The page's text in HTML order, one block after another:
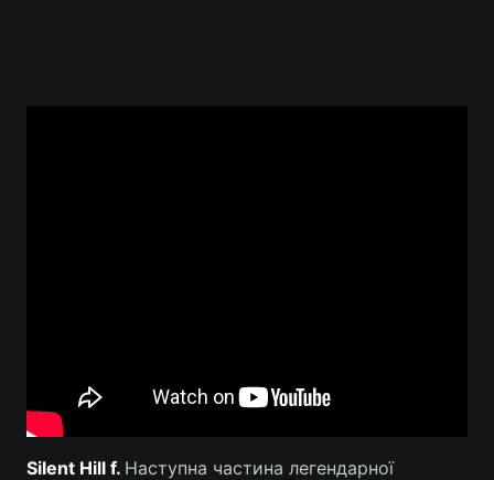
Silent Hill f. Наступна частина легендарної